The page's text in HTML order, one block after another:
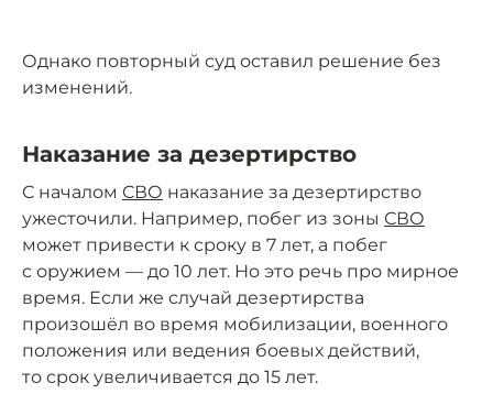
Однако повторный суд оставил решение без
изменений.
Наказание за дезертирство
С началом СВО наказание за дезертирство
ужесточили. Например, побег из зоны СВО
может привести к сроку в 7 лет, а побег
с оружием — до 10 лет. Но это речь про мирное
время. Если же случай дезертирства
произошёл во время мобилизации, военного
положения или ведения боевых действий,
то срок увеличивается до 15 лет.